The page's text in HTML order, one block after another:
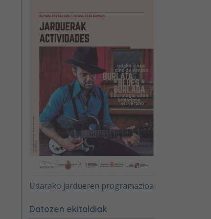
Udarako jardueren programazioa
Datozen ekitaldiak